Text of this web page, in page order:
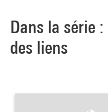
Dans la série
des liens